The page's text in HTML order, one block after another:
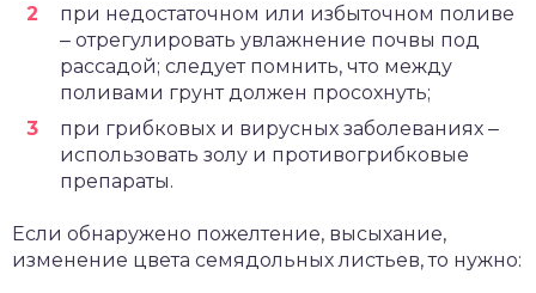
при недостаточном или избыточном поливе
‒ отрегулировать увлажнение почвы под
рассадой; следует помнить, что между
поливами грунт должен просохнуть;
при грибковых и вирусных заболеваниях ‒
использовать золу и противогрибковые
препараты.
Если обнаружено пожелтение, высыхание,
изменение цвета семядольных листьев, то нужно: